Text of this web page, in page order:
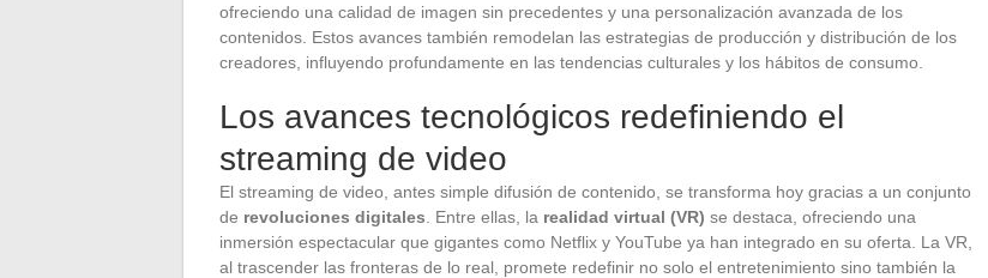
ofreciendo una calidad de imagen sin precedentes y una personalización avanzada de los
contenidos. Estos avances también remodelan las estrategias de producción y distribución de los
creadores, influyendo profundamente en las tendencias culturales y los hábitos de consumo.
Los avances tecnológicos redefiniendo el
streaming de video
El streaming de video, antes simple difusión de contenido, se transforma hoy gracias a un conjunto
de revoluciones digitales . Entre ellas, la realidad virtual (VR) se destaca, ofreciendo una
inmersión espectacular que gigantes como Netflix y YouTube ya han integrado en su oferta. La VR,
al trascender las fronteras de lo real, promete redefinir no solo el entretenimiento sino también la